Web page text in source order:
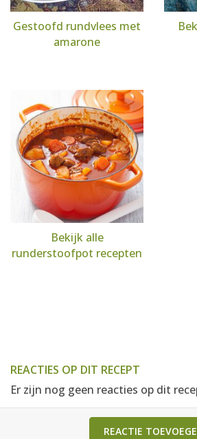
Gestoofd rundvlees met
amarone
Bekijk alle
runderstoofpot recepten
REACTIES OP DIT RECEPT
Er zijn nog geen reacties op dit
REACTIE